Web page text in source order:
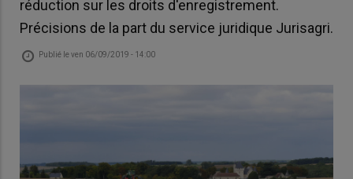
réduction sur les droits d'enregistrement.
Précisions de la part du service juridique Jurisagri.
Publié leven 06/09/2019 - 14:00